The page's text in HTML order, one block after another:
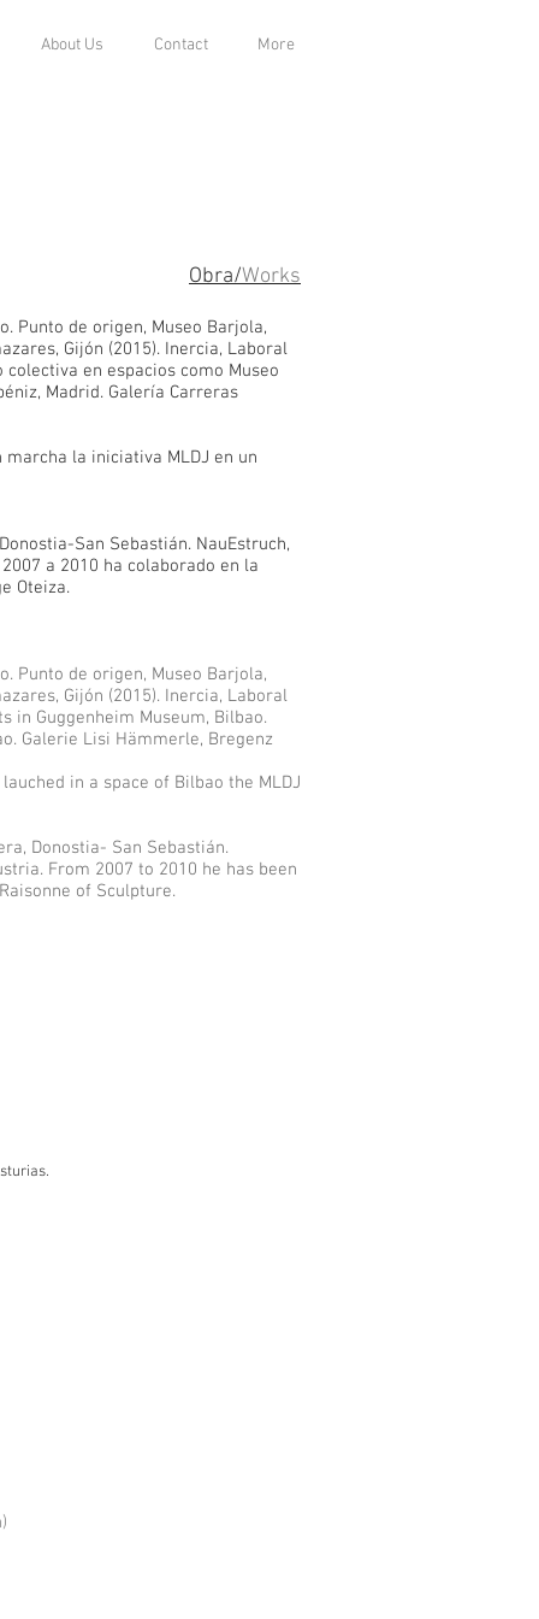
About Us Contact More
Obra/Works
Punto de origen, Museo Barjola,
Gijón (2015). Inercia, Laboral
en espacios como Museo
Madrid. Galería Carreras
la iniciativa MLDJ en un
San Sebastián. NauEstruch,
a 2010 ha colaborado en la
Oteiza.
Punto de origen, Museo Barjola,
Gijón (2015). Inercia, Laboral
in Guggenheim Museum, Bilbao.
Galerie Lisi Hämmerle, Bregenz
in a space of Bilbao the MLDJ
Donostia- San Sebastián.
From 2007 to 2010 he has been
of Sculpture.